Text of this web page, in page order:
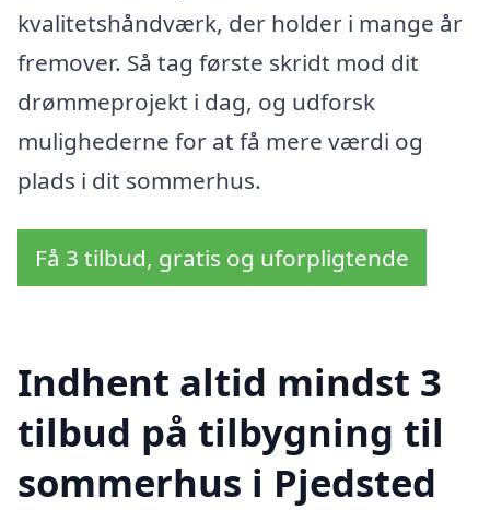
kvalitetshåndværk, der holder i mange år
fremover. Så tag første skridt mod dit
drømmeprojekt i dag, og udforsk
mulighederne for at få mere værdi og
plads i dit sommerhus.
Få 3 tilbud, gratis og uforpligtende
Indhent altid mindst 3
tilbud på tilbygning til
sommerhus i Pjedsted